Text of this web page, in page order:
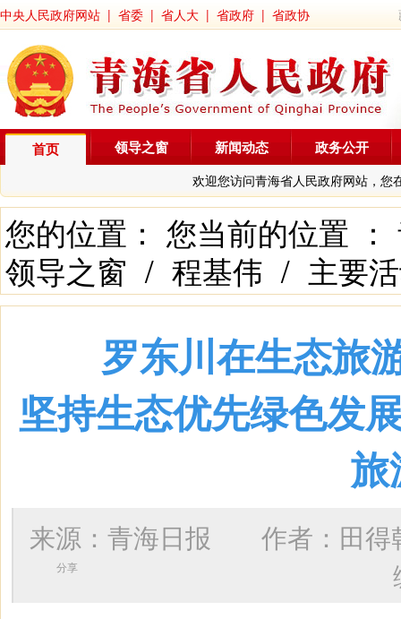
中央人民政府网站 | 省委 | 省人大 | 省政府 | 省政协
首页
欢迎您访问青海省人民政府网站，您
领导之窗 新闻动态 政务公开
您的位置： 您当前的位置 ：
领导之窗 / 程基伟 / 主要
罗东川在生态旅
坚持生态优先绿色发
旅
来源：青海日报 作者： 田
分享